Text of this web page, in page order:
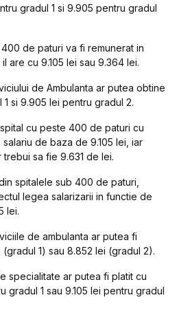
gradul 1 si 9.905 pentru gradul
de paturi va fi remunerat in
are cu 9.105 lei sau 9.364 lei.
de Ambulanta ar putea obtine
si 9.905 lei pentru gradul 2.
cu peste 400 de paturi cu
de baza de 9.105 lei, iar
sa fie 9.631 de lei.
spitalele sub 400 de paturi
legea salarizarii in functie de
lei.
de ambulanta ar putea fi
1) sau 8.852 lei (gradul 2).
specialitate ar putea fi platit cu
gradul 1 sau 9.105 lei pentru gradul